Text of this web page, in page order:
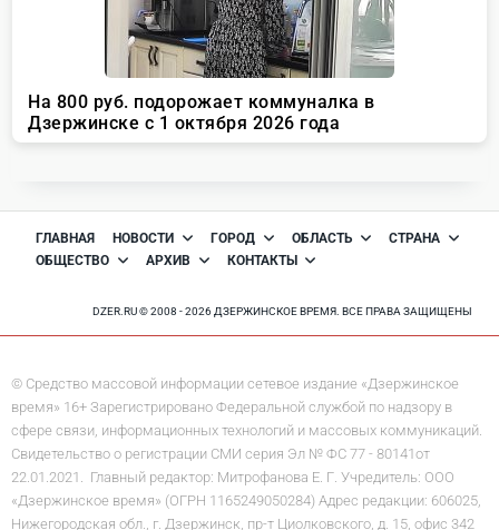
ГЛАВНАЯ НОВОСТИ ГОРОД ОБЛАСТЬ
СТРАНА
ОБЩЕСТВО
АРХИВ КОНТАКТЫ
DZER.RU © 2008 - 2026 ДЗЕРЖИНСКОЕ ВРЕМЯ. ВСЕ ПРАВА ЗАЩИЩЕНЫ
© Средство массовой информации сетевое издание «Дзержинское
время» 16+ Зарегистрировано Федеральной службой по надзору в
сфере связи, информационных технологий и массовых коммуникаций.
Свидетельство о регистрации СМИ серия Эл № ФС 77 - 80141от
22.01.2021. Главный редактор: Митрофанова Е. Г. Учредитель: ООО
«Дзержинское время» (ОГРН 1165249050284) Адрес редакции: 606025,
Нижегородская обл., г. Дзержинск, пр-т Циолковского, д. 15, офис 342